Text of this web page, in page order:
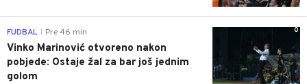
0
FUDBAL Pre 46 min
Vinko Marinović otvoreno nakon
pobjede: Ostaje žal za bar još jednim
golom